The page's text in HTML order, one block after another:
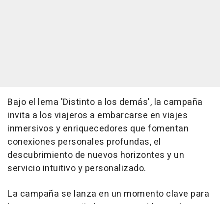
Bajo el lema 'Distinto a los demás', la campaña
invita a los viajeros a embarcarse en viajes
inmersivos y enriquecedores que fomentan
conexiones personales profundas, el
descubrimiento de nuevos horizontes y un
servicio intuitivo y personalizado.
La campaña se lanza en un momento clave para